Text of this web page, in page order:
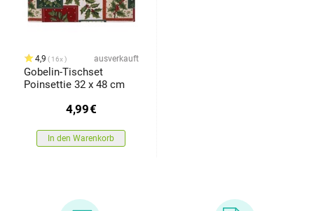
4,9 16x ausverkauft
Gobelin-Tischset
Poinsettie 32 x 48 cm
4,99€
In den Warenkorb